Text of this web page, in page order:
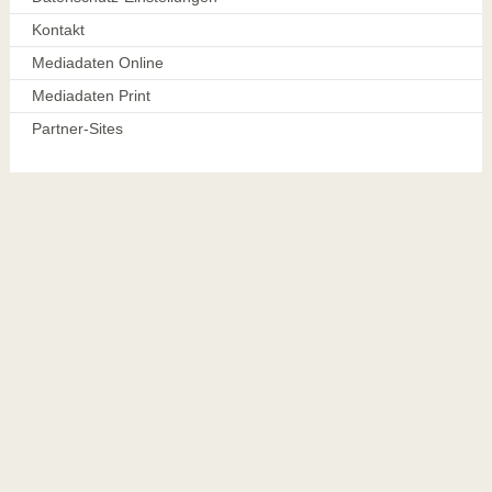
Kontakt
Mediadaten Online
Mediadaten Print
Partner-Sites